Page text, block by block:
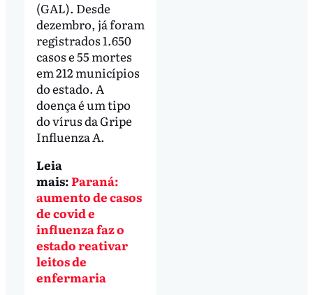
(GAL). Desde
dezembro, já foram
registrados 1.650
casos e 55 mortes
em 212 municípios
do estado. A
doença é um tipo
do vírus da Gripe
Influenza A.
Leia
mais:Paraná:
aumento de casos
de covid e
influenza faz o
estado reativar
leitos de
enfermaria